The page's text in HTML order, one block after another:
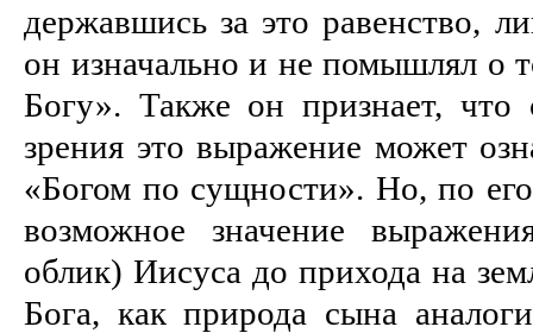
державшись за это равенство,
он изначально и не помышлял о
Богу». Также он признает, что
зрения это выражение может
«Богом по сущности». Но, по
возможное значение
облик) Иисуса до прихода на
Бога, как природа сына